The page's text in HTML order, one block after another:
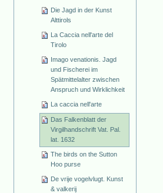
Die Jagd in der Kunst
Alttirols
La Caccia nell'arte del
Tirolo
Imago venationis. Jagd
und Fischerei im
Spätmittelalter zwischen
Anspruch und Wirklichkeit
La caccia nell'arte
Das Falkenblatt der
Virgilhandschrift Vat. Pal.
lat. 1632
The birds on the Sutton
Hoo purse
De vrije vogelvlugt. Kunst
& valkerij